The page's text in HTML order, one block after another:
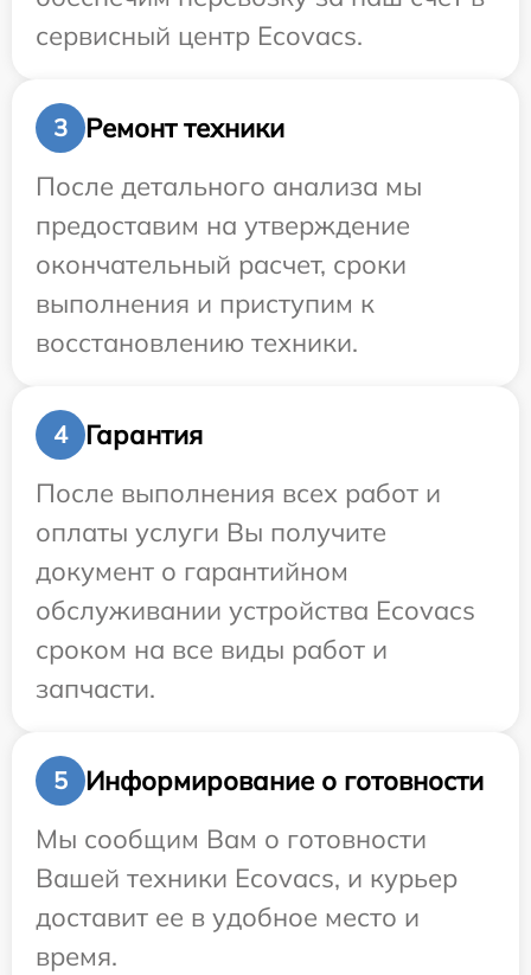
сервисный центр Ecovacs.
3
Ремонт техники
После детального анализа мы
предоставим на утверждение
окончательный расчет, сроки
выполнения и приступим к
восстановлению техники.
4
Гарантия
После выполнения всех работ и
оплаты услуги Вы получите
документ о гарантийном
обслуживании устройства Ecovacs
сроком на все виды работ и
запчасти.
5
Информирование о готовности
Мы сообщим Вам о готовности
Вашей техники Ecovacs, и курьер
доставит ее в удобное место и
время.